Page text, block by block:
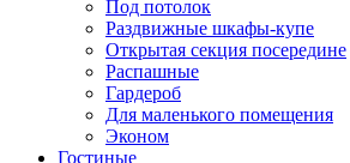
Под потолок
Раздвижные шкафы-купе
Открытая секция посередине
Распашные
Гардероб
Для маленького помещения
Эконом
Гостиные